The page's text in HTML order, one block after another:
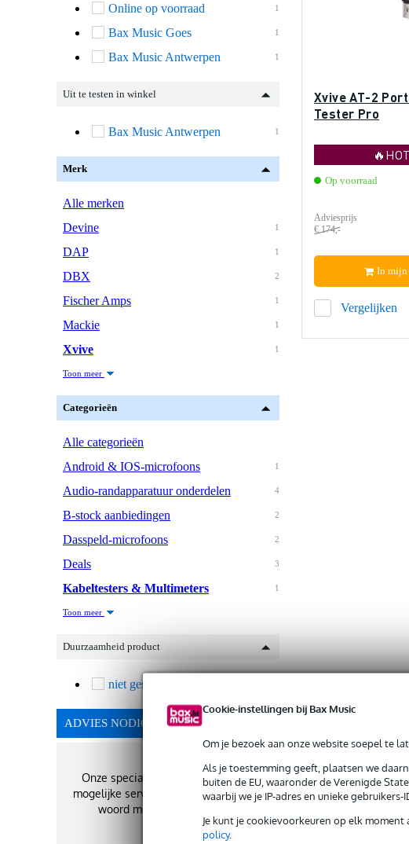
Cookie-instellingen bij Bax Music
Om je bezoek aan onze website soepel te
Als je toestemming geeft, plaatsen we
buiten de EU, waaronder de Verenigde
waarbij we je IP-adres en unieke
Je kunt je cookievoorkeuren op elk
policy.
1
Online op voorraad
1
Bax Music Goes
1
Bax Music Antwerpen
Uit te testen in winkel
1
Bax Music Antwerpen
Merk
Alle merken
1
Devine
1
DAP
2
DBX
1
Fischer Amps
1
Mackie
1
Xvive
Toon meer
Categorieën
Alle categorieën
1
Android & IOS-microfoons
4
Audio-randapparatuur onderdelen
2
B-stock aanbiedingen
2
Dasspeld-microfoons
3
Deals
1
Kabeltesters & Multimeters
Toon meer
Duurzaamheid product
niet gespecificeerd
ADVIES NODIG?
Onze specialisten geven je de best
mogelijke service. Zij staan je graag te
woord met het beste advies!
Xvive AT-2
Tester Pro
Op voorraad
Adviesprijs
€ 174,-
Vergelijken
In mijn